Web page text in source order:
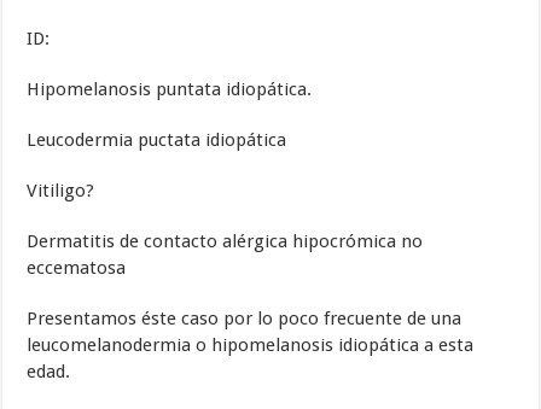
ID:
Hipomelanosis puntata idiopática.
Leucodermia puctata idiopática
Vitiligo?
Dermatitis de contacto alérgica hipocrómica no
eccematosa
Presentamos éste caso por lo poco frecuente de una
leucomelanodermia o hipomelanosis idiopática a esta
edad.